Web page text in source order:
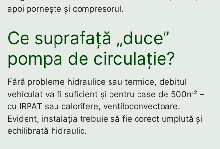
apoi pornește și compresorul.
Ce suprafață „duce”
pompa de circulație?
Fără probleme hidraulice sau termice, debitul
vehiculat va fi suficient și pentru case de 500m² –
cu IRPAT sau calorifere, ventiloconvectoare.
Evident, instalația trebuie să fie corect umplută și
echilibrată hidraulic.